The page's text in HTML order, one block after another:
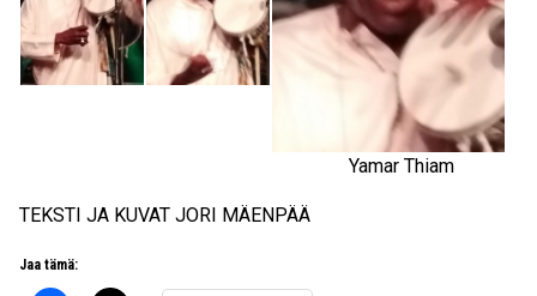
Yamar Thiam
TEKSTI JA KUVAT JORI MÄENPÄÄ
Jaa tämä: